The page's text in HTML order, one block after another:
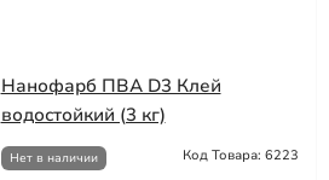
Нанофарб ПВА D3 Клей
водостойкий (3 кг)
Нет в наличии Код Товара: 6223